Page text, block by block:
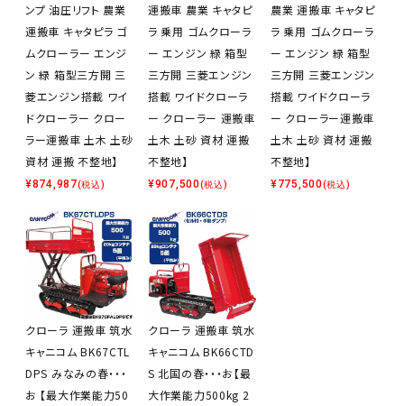
ンプ 油圧リフト 農業
運搬車 キャタピラ ゴ
ムクローラー エンジ
ン 緑 箱型三方開 三
菱エンジン搭載 ワイ
ドクローラー クロー
ラー運搬車 土木 土砂
資材 運搬 不整地】
¥874,987(税込)
運搬車 農業 キャタピ
ラ 乗用 ゴムクローラ
ー エンジン 緑 箱型
三方開 三菱エンジン
搭載 ワイドクローラ
ー クローラー 運搬車
土木 土砂 資材 運搬
不整地】
¥907,500(税込)
農業 運搬車 キャタピ
ラ 乗用 ゴムクローラ
ー エンジン 緑 箱型
三方開 三菱エンジン
搭載 ワイドクローラ
ー クローラー運搬車
土木 土砂 資材 運搬
不整地】
¥775,500(税込)
クローラ 運搬車 筑水
キャニコム BK67CTL
DPS みなみの春・・・
お 【最大作業能力50
クローラ 運搬車 筑水
キャニコム BK66CTD
S 北国の春・・・お【最
大作業能力500kg 2